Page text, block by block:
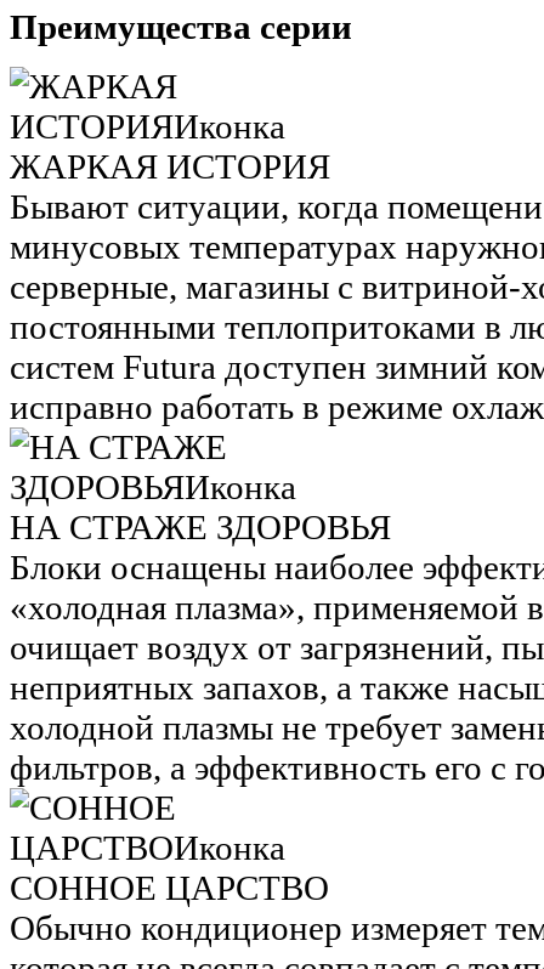
Преимущества серии
ЖАРКАЯ ИСТОРИЯ
Бывают ситуации, когда
минусовых температурах
серверные, магазины с витриной-
постоянными теплопритоками в
систем Futura доступен зимний
исправно работать в режиме
НА СТРАЖЕ ЗДОРОВЬЯ
Блоки оснащены наиболее
«холодная плазма»,
очищает воздух от загрязнений,
неприятных запахов, а также
холодной плазмы не требует
фильтров, а эффективность его с
СОННОЕ ЦАРСТВО
Обычно кондиционер измеряет